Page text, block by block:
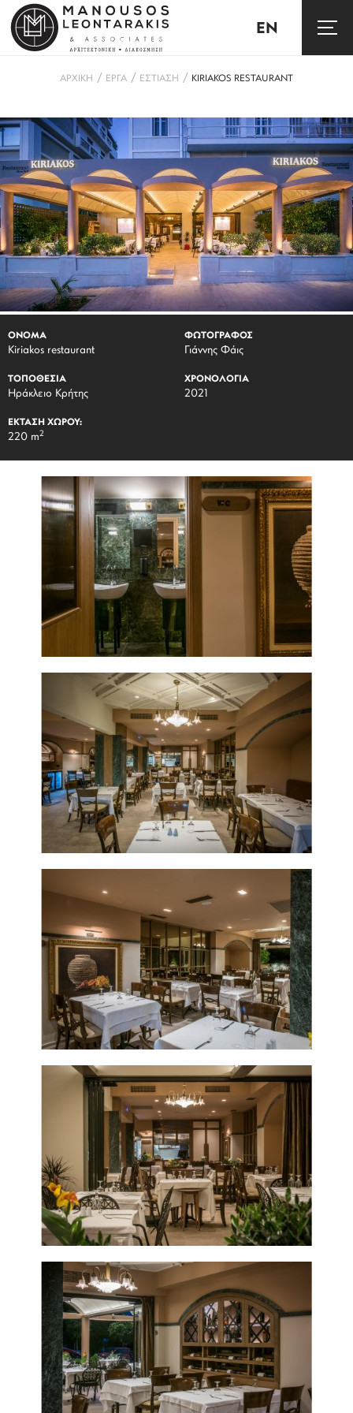
EN
ΑΡΧΙΚΗ / ΕΡΓΑ / ΕΣΤΙΑΣΗ / KIRIAKOS RESTAURANT
ΟΝΟΜΑ
Kiriakos restaurant
ΦΩΤΟΓΡΑΦΟΣ
Γιάννης Φάις
ΤΟΠΟΘΕΣΙΑ
Ηράκλειο Κρήτης
ΧΡΟΝΟΛΟΓΙΑ
2021
ΕΚΤΑΣΗ ΧΩΡΟΥ:
220 m2